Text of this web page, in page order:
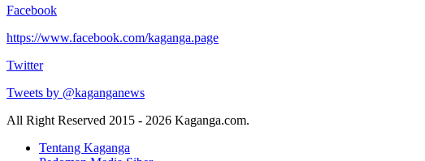
Facebook
https://www.facebook.com/kaganga.page
Twitter
Tweets by @kaganganews
All Right Reserved 2015 - 2026 Kaganga.com.
Tentang Kaganga